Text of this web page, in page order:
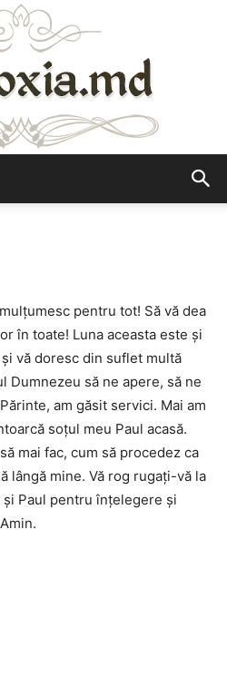
pentru tot! Să vă dea
în toate! Luna aceasta este și
vă doresc din suflet multă
Dumnezeu să ne apere, să ne
am găsit servici. Mai am
soțul meu Paul acasă.
mai fac, cum să procedez ca
lângă mine. Vă rog rugați-vă la
Paul pentru înțelegere și